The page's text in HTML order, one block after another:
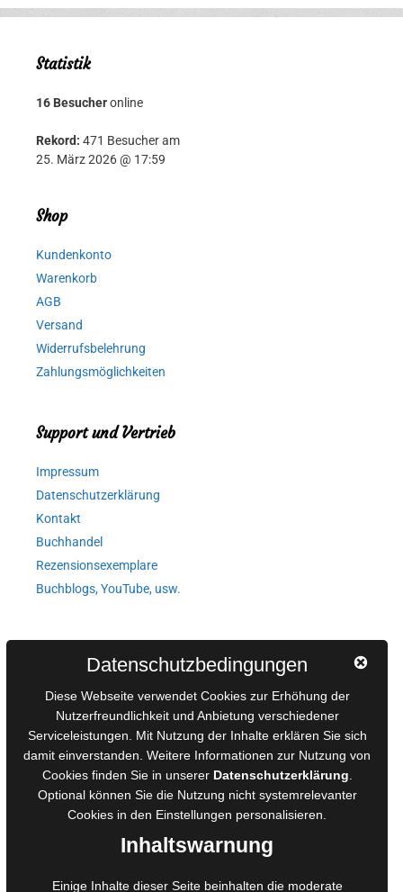
Statistik
16 Besucheronline
Rekord: 471 Besucher am
25. März 2026 @ 17:59
Shop
Kundenkonto
Warenkorb
AGB
Versand
Widerrufsbelehrung
Zahlungsmöglichkeiten
Support und Vertrieb
Impressum
Datenschutzerklärung
Kontakt
Buchhandel
Rezensionsexemplare
Buchblogs, YouTube, usw.
AGB für Medienprojekte
Online-Artikel
Manuskripte einreichen
Ausschreibungen
Belegexemplare
Eigenbedarfsexemplare
Datenschutzbedingungen
Diese Webseite verwendet Cookies zur Erhöhung der
Nutzerfreundlichkeit und Anbietung verschiedener
Serviceleistungen. Mit Nutzung der Inhalte erklären Sie sich
damit einverstanden. Weitere Informationen zur Nutzung von
Cookies finden Sie in unserer Datenschutzerklärung
Optional können Sie die Nutzung nicht systemrelevanter
Cookies in den Einstellungen personalisieren.
Inhaltswarnung
Einige Inhalte dieser Seite beinhalten die moderate